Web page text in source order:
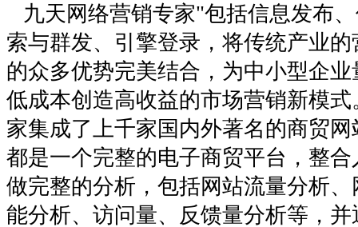
九天网络营销专家"包括信息发布
索与群发、引擎登录，将传统产业
的众多优势完美结合，为中小型企
低成本创造高收益的市场营销新模
家集成了上千家国内外著名的商贸
都是一个完整的电子商贸平台，整
做完整的分析，包括网站流量分析
能分析、访问量、反馈量分析等，